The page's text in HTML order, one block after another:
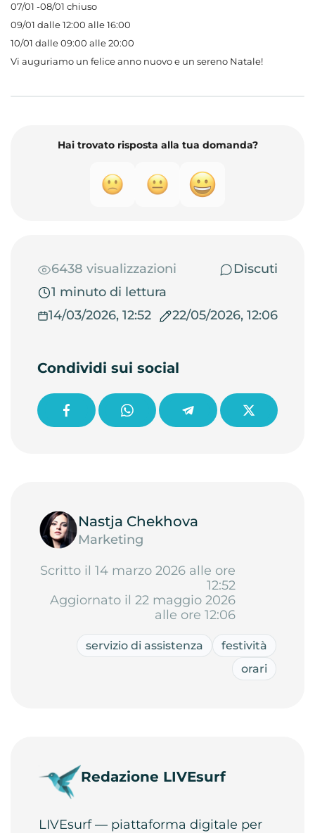
07/01 -08/01 chiuso
09/01 dalle 12:00 alle 16:00
10/01 dalle 09:00 alle 20:00
Vi auguriamo un felice anno nuovo e un sereno Natale!
Hai trovato risposta alla tua domanda?
6438 visualizzazioni
Discuti
1 minuto di lettura
14/03/2026, 12:52
22/05/2026, 12:06
Condividi sui social
Nastja Chekhova
Marketing
Scritto il 14 marzo 2026 alle ore
12:52
Aggiornato il 22 maggio 2026
alle ore 12:06
servizio di assistenza
festività
orari
Redazione LIVEsurf
LIVEsurf — piattaforma digitale per